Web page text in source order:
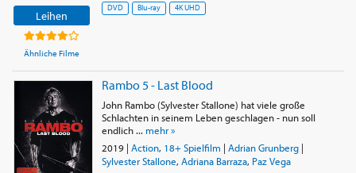
Leihen
Ähnliche Filme
DVD Blu-ray 4K UHD
Rambo 5 - Last Blood
John Rambo (Sylvester Stallone) hat viele große
Schlachten in seinem Leben geschlagen - nun soll
endlich ... mehr »
2019| Action, 18+ Spielfilm | Adrian Grunberg|
Sylvester Stallone, Adriana Barraza, Paz Vega